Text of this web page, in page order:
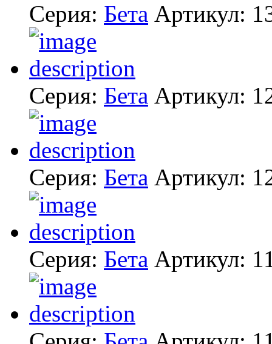
Серия: Бета Артикул:
Серия: Бета Артикул:
Серия: Бета Артикул:
Серия: Бета Артикул: